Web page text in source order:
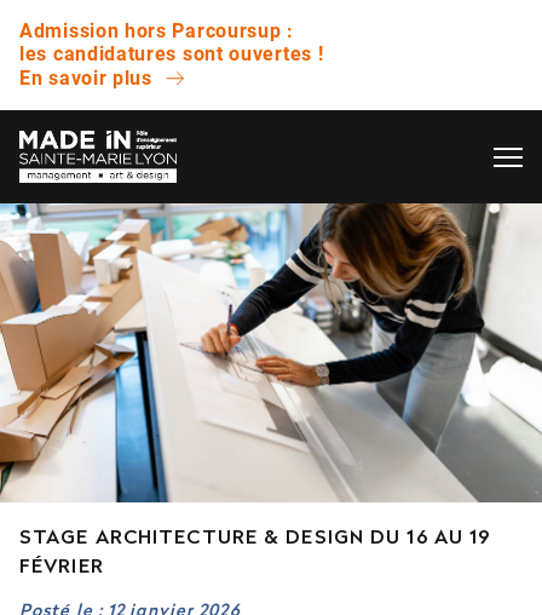
Admission hors Parcoursup :
les candidatures sont ouvertes !
En savoir plus
L’ÉCOLE
VIE ÉTUDIANTE
ENTREPRISE
NOS RÉSULTATS
STAGE ARCHITECTURE & DESIGN DU 16 AU 19
FÉVRIER
Posté le : 12 janvier 2026
QUESTIONS FRÉQUENTES
Avez-vous des journées portes ouvertes ?
Quelle est la différence entre un bachelor et
une licence ?
Est-il possible d’intégrer l’école en 2e ou 3e
année ?